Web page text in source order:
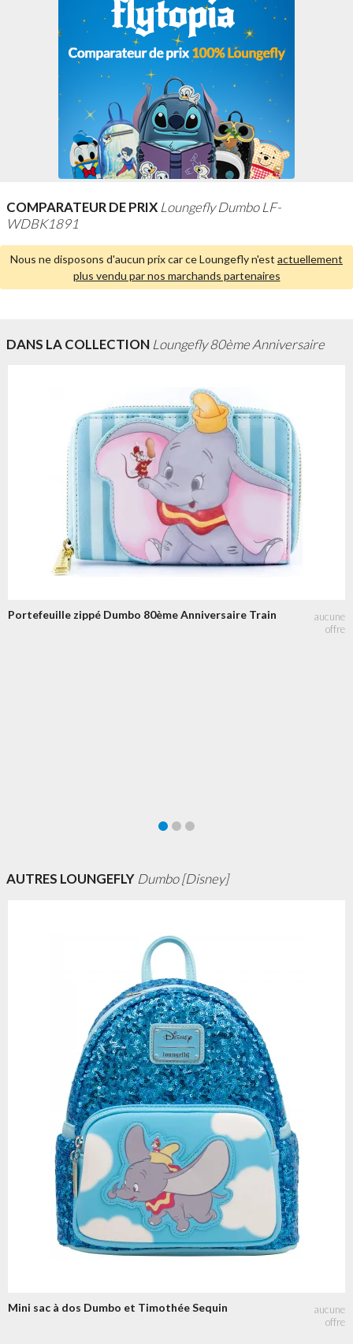
COMPARATEUR DE PRIX Loungefly Dumbo LF-
WDBK1891
Nous ne disposons d'aucun prix car ce Loungefly n'est actuellement
plus vendu par nos marchands partenaires
DANS LA COLLECTION Loungefly 80ème Anniversaire
Portefeuille zippé Dumbo 80ème Anniversaire Train
AUTRES LOUNGEFLY Dumbo [Disney]
Mini sac à dos Dumbo et Timothée Sequin